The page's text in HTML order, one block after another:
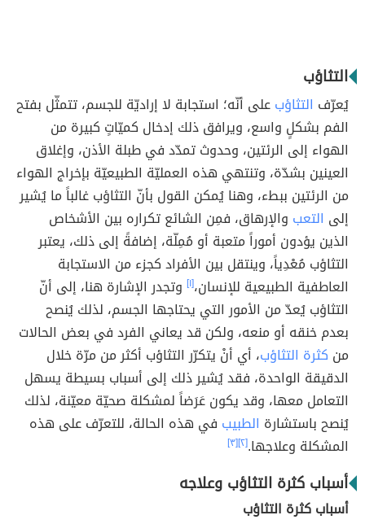
التثاؤب
يُعرّف التثاؤبعلى أنّه؛ استجابة لا إراديّة للجسم، تتمثّل بفتح
الفم بشكلٍ واسع، ويرافق ذلك إدخال كميّاتٍ كبيرة من
الهواء إلى الرئتين، وحدوث تمدّد في طبلة الأذن، وإغلاق
العينين بشدّة، وتنتهي هذه العمليّة الطبيعيّة بإخراج الهواء
من الرئتين ببطء، وهنا يُمكن القول بأنّ التثاؤب غالباً ما يُشير
إلى التعب والإرهاق، فمِن الشائع تكراره بين الأشخاص
الذين يؤدون أموراً متعبة أو مُمِلّة، إضافةً إلى ذلك، يعتبر
التثاؤب مُعْدِياً، وينتقل بين الأفراد كجزء من الاستجابة
العاطفية الطبيعية للإنسان،[١] وتجدر الإشارة هنا، إلى أنّ
التثاؤب يُعدّ من الأمور التي يحتاجها الجسم، لذلك يُنصح
بعدم خنقه أو منعه، ولكن قد يعاني الفرد في بعض الحالات
من كثرة التثاؤب، أي أنْ يتكرّر التثاؤب أكثر من مرّة خلال
الدقيقة الواحدة، فقد يُشير ذلك إلى أسباب بسيطة يسهل
التعامل معها، وقد يكون عَرَضاً لمشكلة صحيّة معيّنة، لذلك
يُنصح باستشارة الطبيب في هذه الحالة، للتعرّف على هذه
المشكلة وعلاجها.[٢] [٣]
أسباب كثرة التثاؤب وعلاجه
أسباب كثرة التثاؤب